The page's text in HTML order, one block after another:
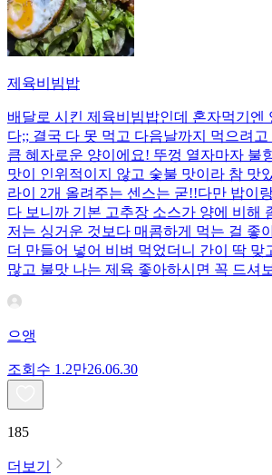
제육비빔밥
배달로 시킨 제육비빔밥인데 혼자먹기엔
다;; 결국 다 못 먹고 다음날까지 먹으려
큼 혜자로운 양이에요! 뚜껑 열자마자 불
맛이 인위적이지 않고 숯불 맛이라 참 맛
라이 2개 올려주는 센스는 굳!! ​다만 밥이
다 보니까 기본 고추장 소스가 양에 비해
저는 싱거운 것보다 매콤하게 먹는 걸 좋
더 만들어 넣어 비벼 먹었더니 간이 딱 맞
많고 불맛 나는 제육 좋아하시면 꼭 드셔
으앵
조회수 1.2만26.06.30
185
더보기